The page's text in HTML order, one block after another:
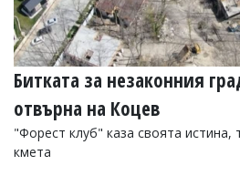
Битката за незаконния
отвърна на Коцев
"Форест клуб" каза своята истина,
кмета